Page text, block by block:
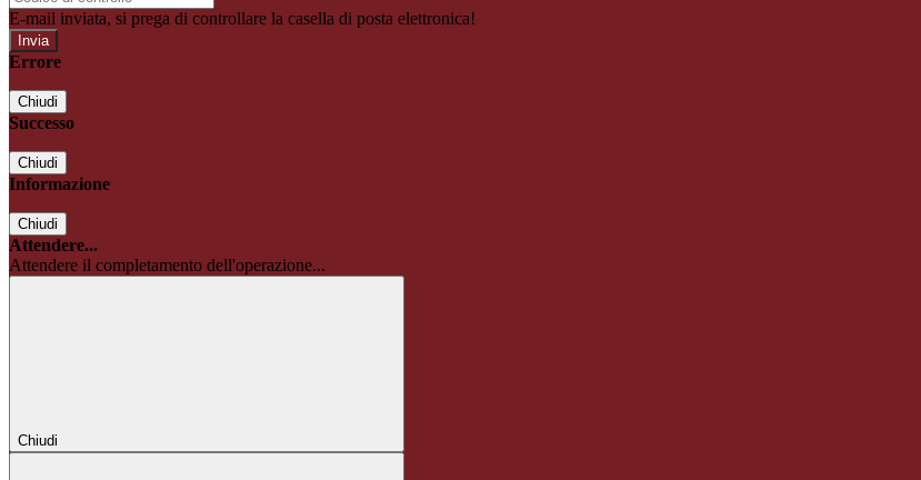
E-mail inviata, si prega di controllare la casella di posta elettronica!
Errore
Chiudi
Successo
Chiudi
Informazione
Chiudi
Attendere...
Attendere il completamento dell'operazione...
Chiudi